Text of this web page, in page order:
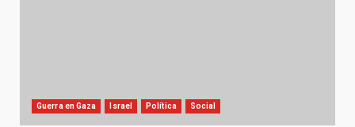
Guerra en Gaza Israel Política Social